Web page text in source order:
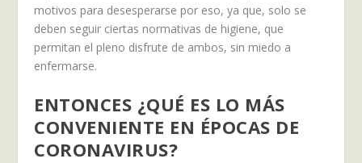
motivos para desesperarse por eso, ya que, solo se
deben seguir ciertas normativas de higiene, que
permitan el pleno disfrute de ambos, sin miedo a
enfermarse.
ENTONCES ¿QUÉ ES LO MÁS
CONVENIENTE EN ÉPOCAS DE
CORONAVIRUS?